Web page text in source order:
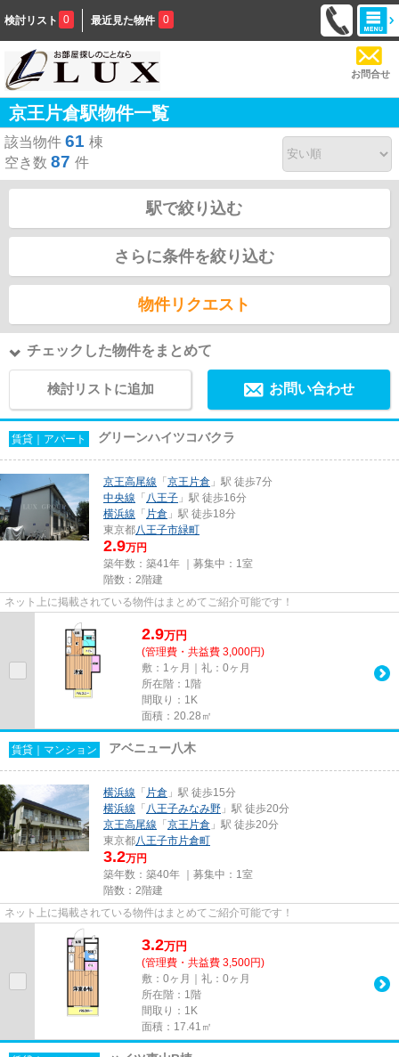
検討リスト 0 最近見た物件 0
お問合せ
京王片倉駅物件一覧
該当物件 61 棟
空き数 87 件
駅で絞り込む
さらに条件を絞り込む
物件リクエスト
チェックした物件をまとめて
検討リストに追加 お問い合わせ
賃貸｜アパート グリーンハイツコバクラ
京王高尾線 「京王片倉 」駅 徒歩7分
中央線 「 八王子 」駅 徒歩16分
横浜線 「 片倉 」駅 徒歩18分
東京都八王子市緑町
2.9万円
築年数：築41年 ｜募集中： 1室
階数：2階建
ネット上に掲載されている物件はまとめてご紹介可能です！
2.9万円
(管理費・共益費 3,000円)
敷：1ヶ月｜礼：0ヶ月
所在階：1階
間取り：1K
面積：20.28㎡
賃貸｜マンション アベニュー八木
横浜線 「 片倉 」駅 徒歩15分
横浜線 「 八王子みなみ野 」駅 徒歩20分
京王高尾線 「京王片倉 」駅 徒歩20分
東京都八王子市片倉町
3.2万円
築年数：築40年 ｜募集中： 1室
階数：2階建
ネット上に掲載されている物件はまとめてご紹介可能です！
3.2万円
(管理費・共益費 3,500円)
敷：0ヶ月｜礼：0ヶ月
所在階：1階
間取り：1K
面積：17.41㎡